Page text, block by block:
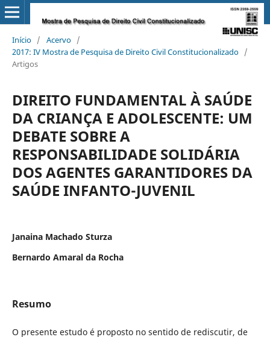
Início / Acervo /
2017: IV Mostra de Pesquisa de Direito Civil Constitucionalizado /
Artigos
DIREITO FUNDAMENTAL À SAÚDE
DA CRIANÇA E ADOLESCENTE: UM
DEBATE SOBRE A
RESPONSABILIDADE SOLIDÁRIA
DOS AGENTES GARANTIDORES DA
SAÚDE INFANTO-JUVENIL
Janaina Machado Sturza
Bernardo Amaral da Rocha
Resumo
O presente estudo é proposto no sentido de rediscutir, de